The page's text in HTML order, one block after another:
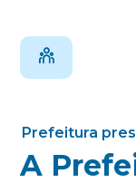
Prefeitura
A